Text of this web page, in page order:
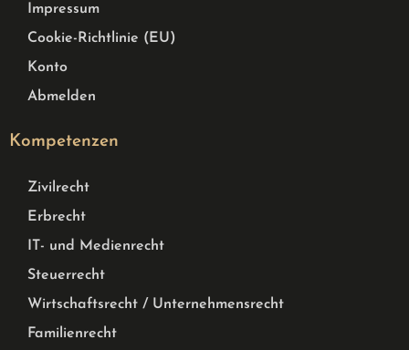
Impressum
Cookie-Richtlinie (EU)
Konto
Abmelden
Kompetenzen
Zivilrecht
Erbrecht
IT- und Medienrecht
Steuerrecht
Wirtschaftsrecht / Unternehmensrecht
Familienrecht